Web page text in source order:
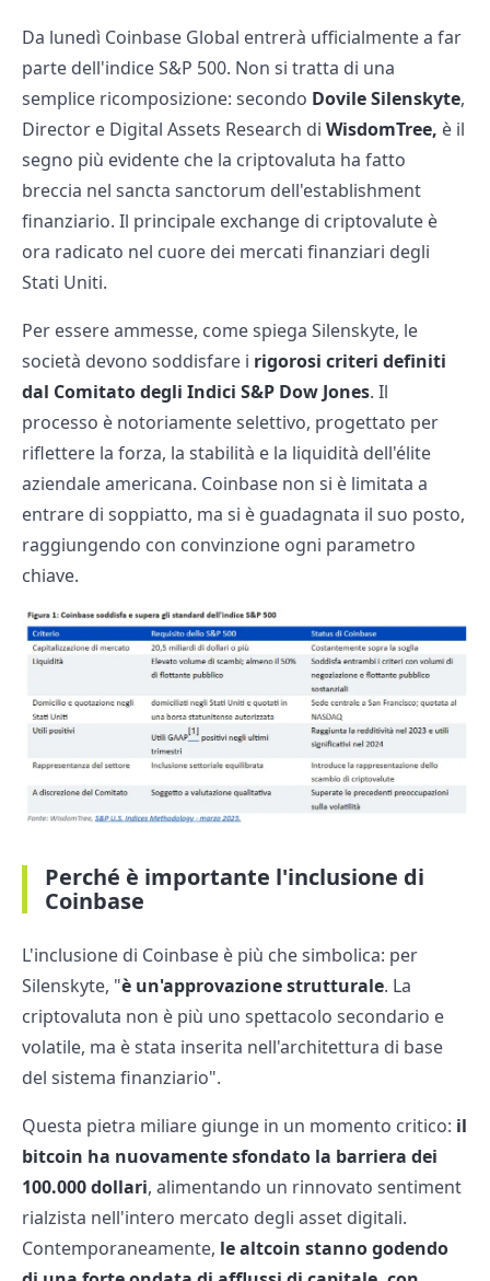
Da lunedì Coinbase Global entrerà ufficialmente a far
parte dell'indice S&P 500. Non si tratta di una
semplice ricomposizione: secondo Dovile Silenskyte,
Director e Digital Assets Research di WisdomTree, è il
segno più evidente che la criptovaluta ha fatto
breccia nel sancta sanctorum dell'establishment
finanziario. Il principale exchange di criptovalute è
ora radicato nel cuore dei mercati finanziari degli
Stati Uniti.
Per essere ammesse, come spiega Silenskyte, le
società devono soddisfare i rigorosi criteri definiti
dal Comitato degli Indici S&P Dow Jones. Il
processo è notoriamente selettivo, progettato per
riflettere la forza, la stabilità e la liquidità dell'élite
aziendale americana. Coinbase non si è limitata a
entrare di soppiatto, ma si è guadagnata il suo posto,
raggiungendo con convinzione ogni parametro
chiave.
Perché è importante l'inclusione di
Coinbase
L'inclusione di Coinbase è più che simbolica: per
Silenskyte, "è un'approvazione strutturale. La
criptovaluta non è più uno spettacolo secondario e
volatile, ma è stata inserita nell'architettura di base
del sistema finanziario".
Questa pietra miliare giunge in un momento critico: il
bitcoin ha nuovamente sfondato la barriera dei
100.000 dollari, alimentando un rinnovato sentiment
rialzista nell'intero mercato degli asset digitali.
Contemporaneamente, le altcoin stanno godendo